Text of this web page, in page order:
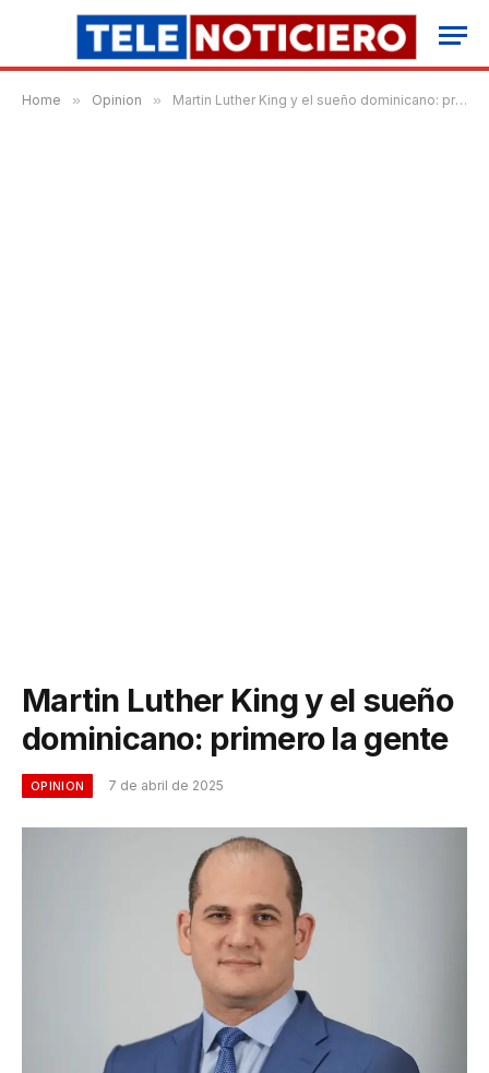
Home » Opinion » Martin Luther King y el sueño dominicano: primero la gente
Martin Luther King y el sueño
dominicano: primero la gente
OPINION 7 de abril de 2025